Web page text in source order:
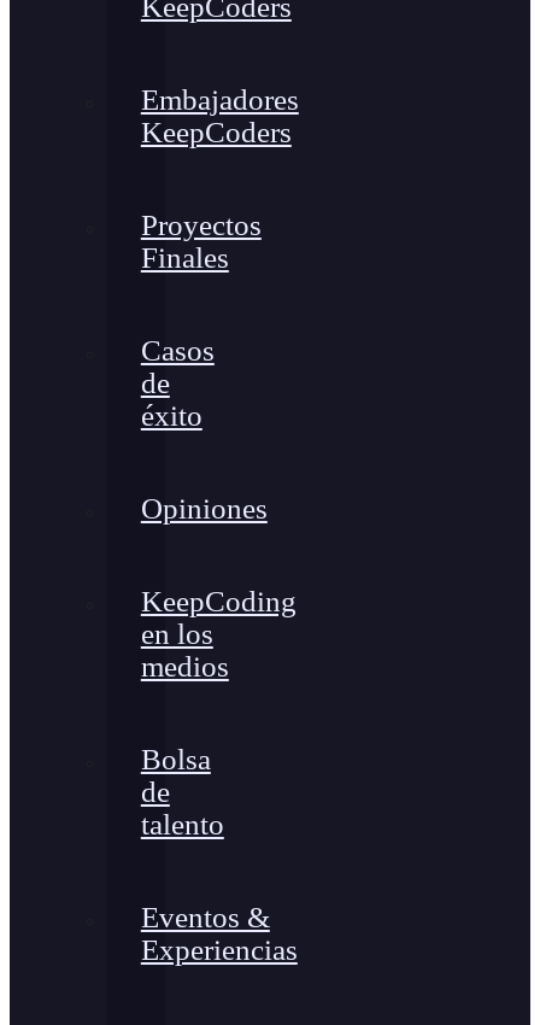
KeepCoders
Embajadores
KeepCoders
Proyectos
Finales
Casos
de
éxito
Opiniones
KeepCoding
en los
medios
Bolsa
de
talento
Eventos &
Experiencias